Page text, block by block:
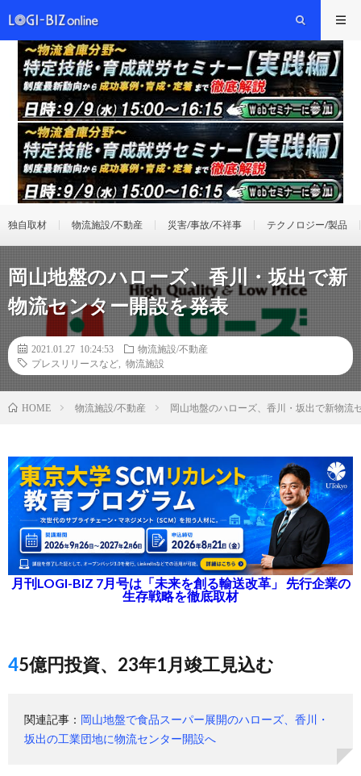
独自取材 物流施設/不動産 災害/事故/不祥事 テクノロジー/製品
岡山地盤のハローズ、香川・坂出で新
物流センター開設を発表
2021.01.27 10:24:53
物流施設/不動産
プレスリリースなど
物流施設
HOME 物流施設/不動産 岡山地盤のハローズ、香川・坂出で新物流
月刊LOGI-BIZ 7月号は「未来を創る輸送改革」 先行企業の
生存戦略を徹底取材
45億円投資、23年1月竣工見込む
関連記事： 岡山地盤で食品スーパー展開のハローズ、香川・
坂出の工業団地に物流センター開設へ